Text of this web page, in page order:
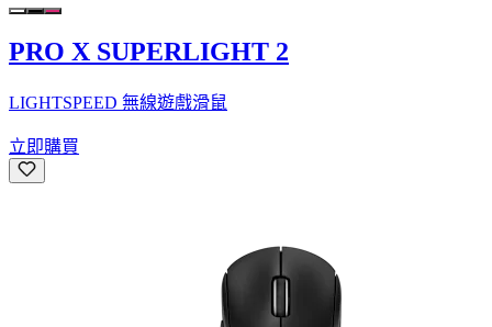
PRO X SUPERLIGHT 2
LIGHTSPEED 無線遊戲滑鼠
立即購買